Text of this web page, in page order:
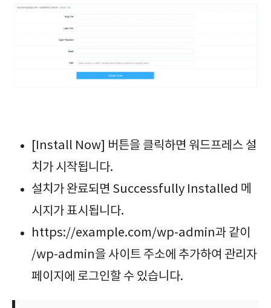
[Install Now] 버튼을 클릭하면 워드프레스 설
치가 시작됩니다.
설치가 완료되면 Successfully Installed 메
시지가 표시됩니다.
https://example.com/wp-admin과 같이
/wp-admin을 사이트 주소에 추가하여 관리자
페이지에 로그인할 수 있습니다.